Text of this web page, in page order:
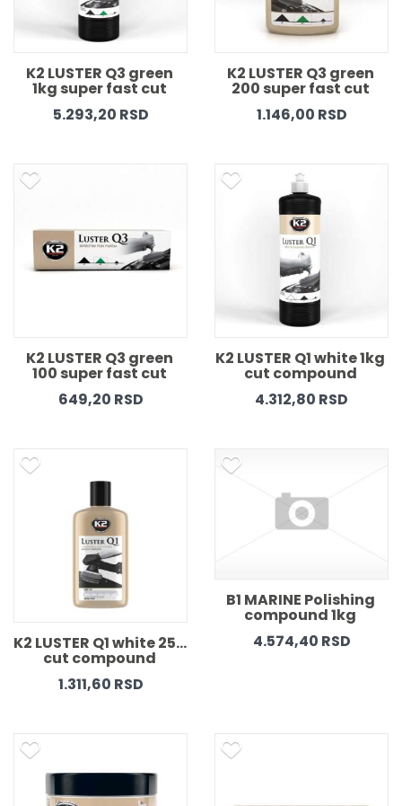
K2 LUSTER Q3 green
1kg super fast cut
compound
5.293,20 RSD
K2 LUSTER Q3 green
200 super fast cut
compound
1.146,00 RSD
K2 LUSTER Q3 green
100 super fast cut
compound
649,20 RSD
K2 LUSTER Q1 white 1kg
cut compound
4.312,80 RSD
K2 LUSTER Q1 white 250
cut compound
1.311,60 RSD
B1 MARINE Polishing
compound 1kg
4.574,40 RSD